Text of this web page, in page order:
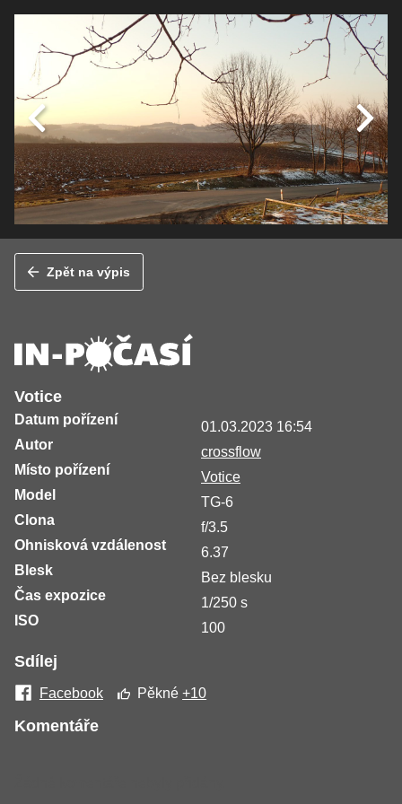
Zpět na výpis
Votice
Datum pořízení
01.03.2023 16:54
Autor
crossflow
Místo pořízení
Votice
Model
TG-6
Clona
f/3.5
Ohnisková vzdálenost
6.37
Blesk
Bez blesku
Čas expozice
1/250 s
ISO
100
Sdílej
Facebook Pěkné+10
Komentáře